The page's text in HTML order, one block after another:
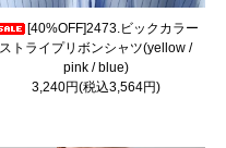
[40%OFF]2473.ビックカラー
ストライプリボンシャツ(yellow /
pink / blue)
3,240円(税込3,564円)